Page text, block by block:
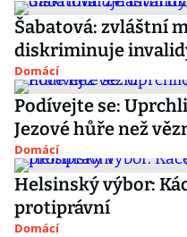
Šabatová: zvláštní
diskriminuje
Domácí
Podívejte se:
Jezové hůře než
Domácí
Helsinský výbor:
protiprávní
Domácí